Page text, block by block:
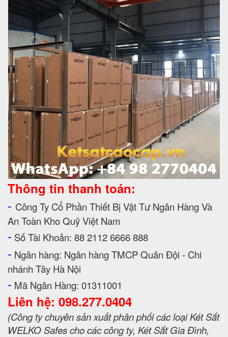
Thông tin thanh toán:
- Công Ty Cổ Phần Thiết Bị Vật Tư Ngân Hàng Và
An Toàn Kho Quỹ Việt Nam
- Số Tài Khoản: 88 2112 6666 888
- Ngân hàng: Ngân hàng TMCP Quân Đội - Chi
nhánh Tây Hà Nội
- Mã Ngân Hàng: 01311001
Liên hệ: 098.277.0404
(Công ty chuyên sản xuất phân phối các loại Két Sắt
WELKO Safes cho các công ty, Két Sắt Gia Đình,